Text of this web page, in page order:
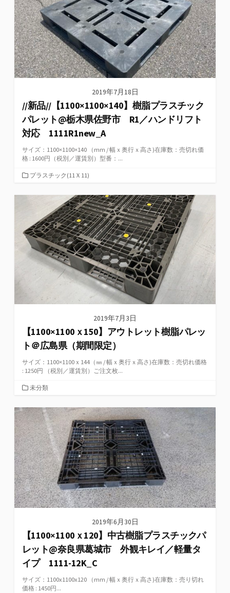
2019年7月18日
//新品//【1100×1100×140】樹脂プラスチック
パレット@栃木県佐野市 R1／ハンドリフト
対応 1111R1new_A
サイズ：1100×1100×140 （mm / 幅ｘ奥行ｘ高さ)在庫数：売切れ価
格 : 1600円（税別／運賃別）型番：...
カ
ゴ
プラスチック(11Ｘ11)
2019年7月3日
【1100×1100ｘ150】アウトレット樹脂パレッ
ト＠広島県（期間限定）
サイズ：1100×1100ｘ144（㎜ / 幅ｘ奥行ｘ高さ)在庫数：売切れ価格
: 1250円 （税別／運賃別）ご注文枚...
カ
ゴ
リ
ー
未分類
2019年6月30日
【1100×1100ｘ120】中古樹脂プラスチックパ
レット@奈良県葛城市 外観キレイ／軽量タ
イプ 1111-12K_C
サイズ：1100x1100x120 （mm / 幅ｘ奥行ｘ高さ)在庫数：売り切れ
価格 : 1450円...